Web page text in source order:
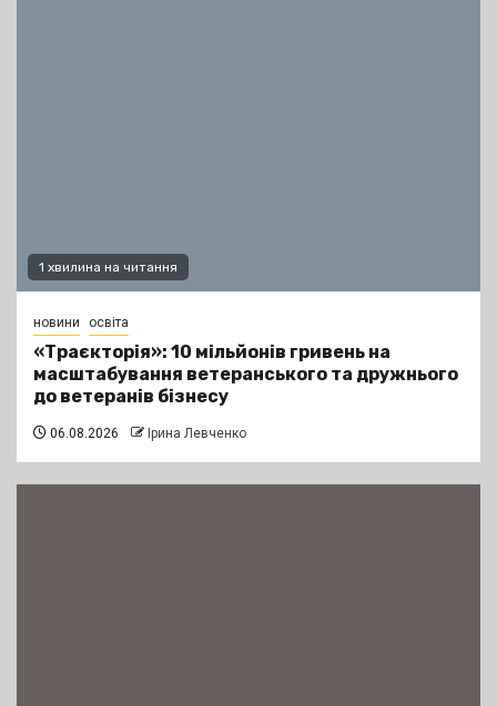
1 хвилина на читання
новини освіта
«Траєкторія»: 10 мільйонів гривень на
масштабування ветеранського та дружнього
до ветеранів бізнесу
06.08.2026 Ірина Левченко